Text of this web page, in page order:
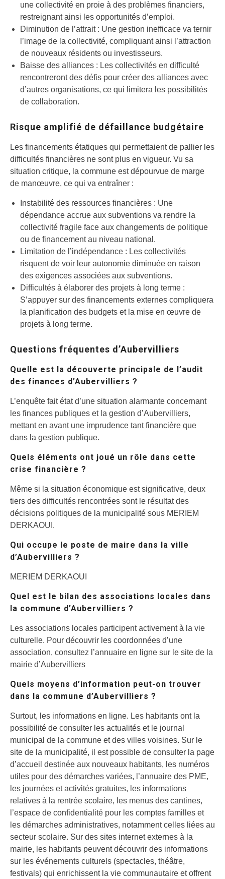
une collectivité en proie à des problèmes financiers,
restreignant ainsi les opportunités d’emploi.
Diminution de l’attrait : Une gestion inefficace va ternir
l’image de la collectivité, compliquant ainsi l’attraction
de nouveaux résidents ou investisseurs.
Baisse des alliances : Les collectivités en difficulté
rencontreront des défis pour créer des alliances avec
d’autres organisations, ce qui limitera les possibilités
de collaboration.
Risque amplifié de défaillance budgétaire
Les financements étatiques qui permettaient de pallier les
difficultés financières ne sont plus en vigueur. Vu sa
situation critique, la commune est dépourvue de marge
de manœuvre, ce qui va entraîner :
Instabilité des ressources financières : Une
dépendance accrue aux subventions va rendre la
collectivité fragile face aux changements de politique
ou de financement au niveau national.
Limitation de l’indépendance : Les collectivités
risquent de voir leur autonomie diminuée en raison
des exigences associées aux subventions.
Difficultés à élaborer des projets à long terme :
S’appuyer sur des financements externes compliquera
la planification des budgets et la mise en œuvre de
projets à long terme.
Questions fréquentes d’Aubervilliers
Quelle est la découverte principale de l’audit
des finances d’Aubervilliers ?
L’enquête fait état d’une situation alarmante concernant
les finances publiques et la gestion d’Aubervilliers,
mettant en avant une imprudence tant financière que
dans la gestion publique.
Quels éléments ont joué un rôle dans cette
crise financière ?
Même si la situation économique est significative, deux
tiers des difficultés rencontrées sont le résultat des
décisions politiques de la municipalité sous MERIEM
DERKAOUI.
Qui occupe le poste de maire dans la ville
d’Aubervilliers ?
MERIEM DERKAOUI
Quel est le bilan des associations locales dans
la commune d’Aubervilliers ?
Les associations locales participent activement à la vie
culturelle. Pour découvrir les coordonnées d’une
association, consultez l’annuaire en ligne sur le site de la
mairie d’Aubervilliers
Quels moyens d’information peut-on trouver
dans la commune d’Aubervilliers ?
Surtout, les informations en ligne. Les habitants ont la
possibilité de consulter les actualités et le journal
municipal de la commune et des villes voisines. Sur le
site de la municipalité, il est possible de consulter la page
d’accueil destinée aux nouveaux habitants, les numéros
utiles pour des démarches variées, l’annuaire des PME,
les journées et activités gratuites, les informations
relatives à la rentrée scolaire, les menus des cantines,
l’espace de confidentialité pour les comptes familles et
les démarches administratives, notamment celles liées au
secteur scolaire. Sur des sites internet externes à la
mairie, les habitants peuvent découvrir des informations
sur les événements culturels (spectacles, théâtre,
festivals) qui enrichissent la vie communautaire et offrent